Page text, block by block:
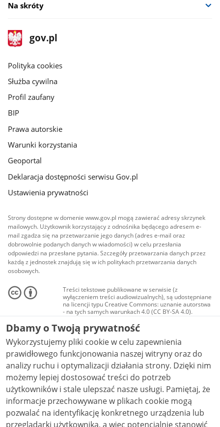
Na skróty
stopka
gov.pl
Strona
gov.pl
gov.pl
Polityka cookies
Służba cywilna
Profil zaufany
BIP
Prawa autorskie
Warunki korzystania
Geoportal
Deklaracja dostępności serwisu Gov.pl
Ustawienia prywatności
Strony dostępne w domenie www.gov.pl mogą zawierać adresy skrzynek
mailowych. Użytkownik korzystający z odnośnika będącego adresem e-
mail zgadza się na przetwarzanie jego danych (adres e-mail oraz
dobrowolnie podanych danych w wiadomości) w celu przesłania
odpowiedzi na przesłane pytania. Szczegóły przetwarzania danych przez
każdą z jednostek znajdują się w ich politykach przetwarzania danych
osobowych.
Treści tekstowe publikowane w serwisie (z
wyłączeniem treści audiowizualnych), są udostępniane
na licencji typu Creative Commons: uznanie autorstwa
- na tych samych warunkach 4.0 (CC BY-SA 4.0).
Materiały audiowizualne, w tym zdjęcia, materiały
audio i wideo, są udostępniane na licencji typu
Creative Commons: uznanie autorstwa użycie
niekomercyjne - bez utworów zależnych 4.0 (CC BY-
NC-ND 4.0), o ile nie jest to stwierdzone inaczej.
Dbamy o Twoją prywatność
Wykorzystujemy pliki cookie w celu zapewnienia
prawidłowego funkcjonowania naszej witryny oraz do
analizy ruchu i optymalizacji działania strony. Dzięki nim
możemy lepiej dostosować treści do potrzeb
użytkowników i stale ulepszać nasze usługi. Pamiętaj, że
informacje przechowywane w plikach cookie mogą
pozwalać na identyfikację konkretnego urządzenia lub
przeglądarki użytkownika, a więc potencjalnie stanowić